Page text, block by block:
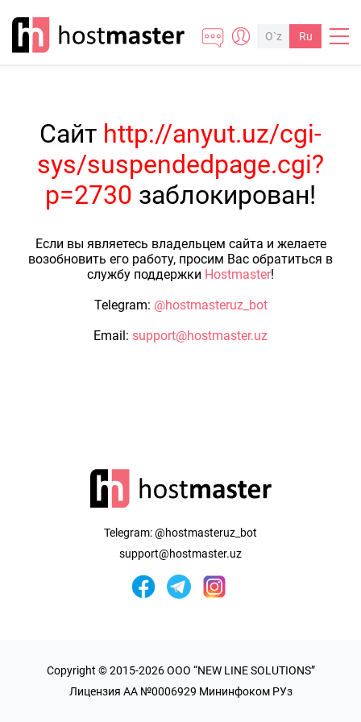
O`z Ru
Сайт http://anyut.uz/cgi-
sys/suspendedpage.cgi?
p=2730 заблокирован!
Если вы являетесь владельцем сайта и желаете
возобновить его работу, просим Вас обратиться в
службу поддержки Hostmaster!
Telegram: @hostmasteruz_bot
Email: support@hostmaster.uz
Telegram:@hostmasteruz_bot
support@hostmaster.uz
Copyright © 2015-2026 OOO “NEW LINE SOLUTIONS”
Лицензия AA №0006929 Мининфоком РУз